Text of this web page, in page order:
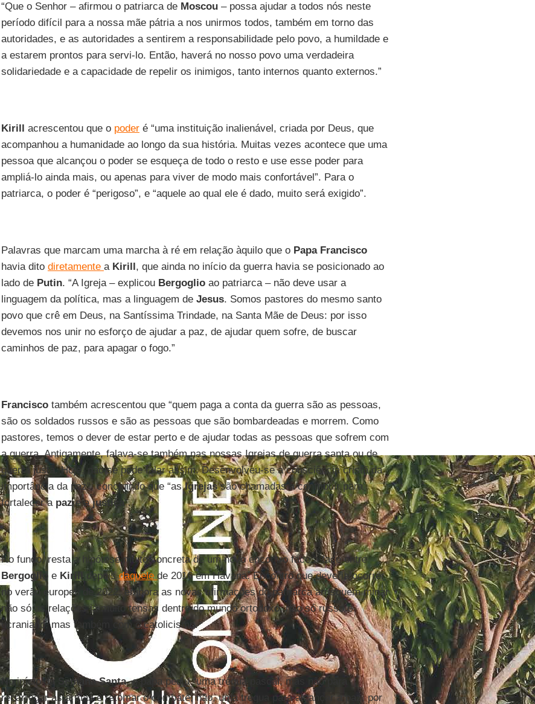
“Que o Senhor – afirmou o patriarca de Moscou– possa ajudar a todos nós neste
período difícil para a nossa mãe pátria a nos unirmos todos, também em torno das
autoridades, e as autoridades a sentirem a responsabilidade pelo povo, a humildade e
a estarem prontos para servi-lo. Então, haverá no nosso povo uma verdadeira
solidariedade e a capacidade de repelir os inimigos, tanto internos quanto externos.”
Kirill acrescentou que o poderé “uma instituição inalienável, criada por Deus, que
acompanhou a humanidade ao longo da sua história. Muitas vezes acontece que uma
pessoa que alcançou o poder se esqueça de todo o resto e use esse poder para
ampliá-lo ainda mais, ou apenas para viver de modo mais confortável”. Para o
patriarca, o poder é “perigoso”, e “aquele ao qual ele é dado, muito será exigido”.
Palavras que marcam uma marcha à ré em relação àquilo que o Papa Francisco
havia dito diretamente a Kirill, que ainda no início da guerra havia se posicionado ao
lado de Putin. “A Igreja – explicou Bergoglioao patriarca – não deve usar a
linguagem da política, mas a linguagem de Jesus. Somos pastores do mesmo santo
povo que crê em Deus, na Santíssima Trindade, na Santa Mãe de Deus: por isso
devemos nos unir no esforço de ajudar a paz, de ajudar quem sofre, de buscar
caminhos de paz, para apagar o fogo.”
Franciscotambém acrescentou que “quem paga a conta da guerra são as pessoas,
são os soldados russos e são as pessoas que são bombardeadas e morrem. Como
pastores, temos o dever de estar perto e de ajudar todas as pessoas que sofrem com
a guerra. Antigamente, falava-se também nas nossas Igrejas de guerra santa ou de
guerra justa. Hoje, não se pode falar assim. Desenvolveu-se a consciência cristã da
importância da paz”, concluindo que “asIgrejassão chamadas a contribuir para
fortalecer a paze ajustiça”.
No fundo, resta a hipótese muito concreta de um novo encontro face a face entre
Bergoglioe Kirilldepoisdaquelede 2016 em Havana. Encontro que deveria ocorrer
no verão europeu de 2022, embora as novas afirmações do patriarca arrisquem minar
não só as relações já muito tensas dentro do mundo ortodoxo, não só russo e
ucraniano, mas também com o catolicismo.
No início da Semana Santa, o papa pediu “uma trégua pascal, mas não para
recarregar as armas e retomar o combate, não, uma trégua para alcançar a paz, por